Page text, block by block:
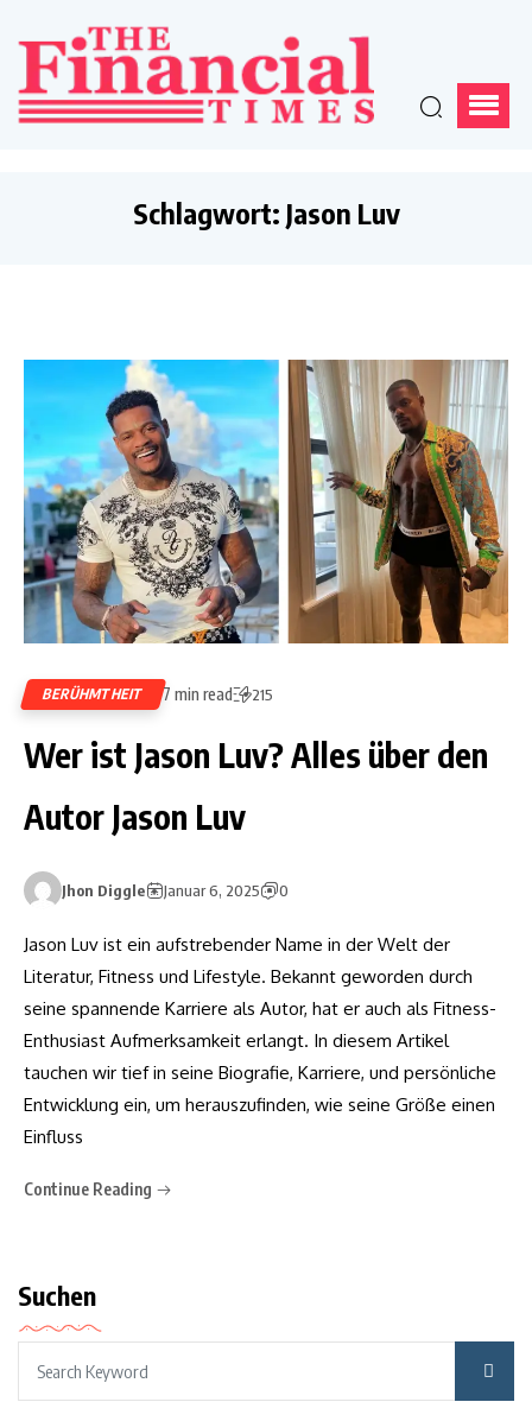
Schlagwort: Jason Luv
BERÜHMTHEIT 7 min read 215
Wer ist Jason Luv? Alles über den
Autor Jason Luv
Jhon Diggle Januar 6, 2025 0
Jason Luv ist ein aufstrebender Name in der Welt der
Literatur, Fitness und Lifestyle. Bekannt geworden durch
seine spannende Karriere als Autor, hat er auch als Fitness-
Enthusiast Aufmerksamkeit erlangt. In diesem Artikel
tauchen wir tief in seine Biografie, Karriere, und persönliche
Entwicklung ein, um herauszufinden, wie seine Größe einen
Einfluss
Continue Reading
Suchen